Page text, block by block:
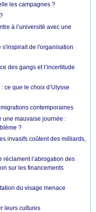
les campagnes ?
à l’université avec une
s'inspirait de l'organisation
des gangs et l’incertitude
ce que le choix d’Ulysse
contemporaines
une mauvaise journée :
?
invasifs coûtent des milliards,
réclament l’abrogation des
sur les financements
du visage menace
leurs cultures